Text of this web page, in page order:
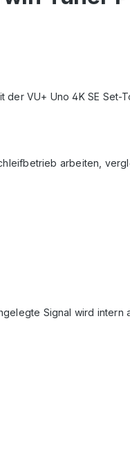
der VU+ Uno 4K SE Set-
arbeiten,
Signal wird intern